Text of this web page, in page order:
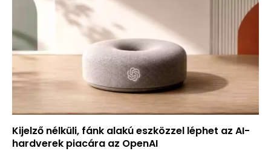
Kijelző nélküli, fánk alakú eszközzel léphet az AI-
hardverek piacára az OpenAI